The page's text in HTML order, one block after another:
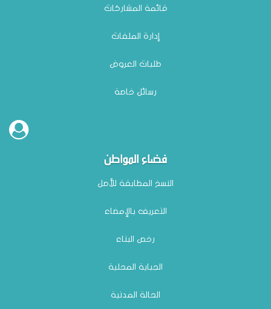
قائمة المشاركات
إدارة الملفات
طلبات العروض
رسائل خاصة
فضاء المواطن
النسخ المطابقة للأصل
التعريف بالإمضاء
رخص البناء
الجباية المحلية
الحالة المدنية